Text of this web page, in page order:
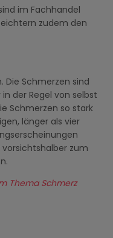
im Fachhandel
zudem den
Die Schmerzen sind
der Regel von selbst
Schmerzen so stark
länger als vier
vorsichtshalber zum
Thema Schmerz